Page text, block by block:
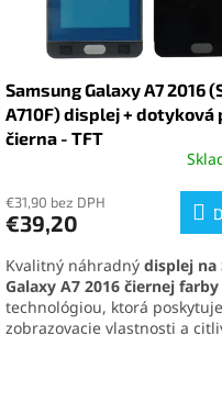
Samsung Galaxy A7 2016
A710F) displej + dotyková
čierna - TFT
produktu
je
z
5
hviezdičiek.
€31,90 bez DPH
€39,20
Kvalitný náhradný displej na
Galaxy A7 2016 čiernej farby
technológiou, ktorá
zobrazovacie vlastnosti a